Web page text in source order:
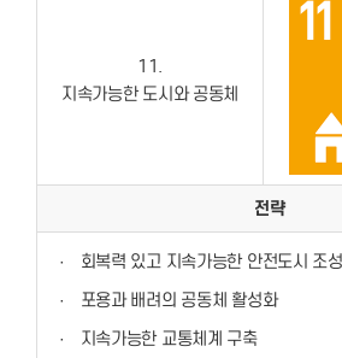
11.
지속가능한 도시와 공동체
전략
·
회복력 있고 지속가능한 안전도시 조성
·
포용과 배려의 공동체 활성화
·
지속가능한 교통체계 구축